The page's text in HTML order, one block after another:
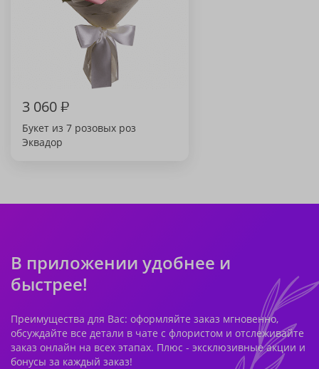
3 060₽
Букет из 7 розовых роз
Эквадор
В приложении удобнее и
быстрее!
Преимущества для Вас: оформляйте заказ мгновенно,
обсуждайте все детали в чате с флористом и отслеживайте
заказ онлайн на всех этапах. Плюс - эксклюзивные акции и
бонусы за каждый заказ!